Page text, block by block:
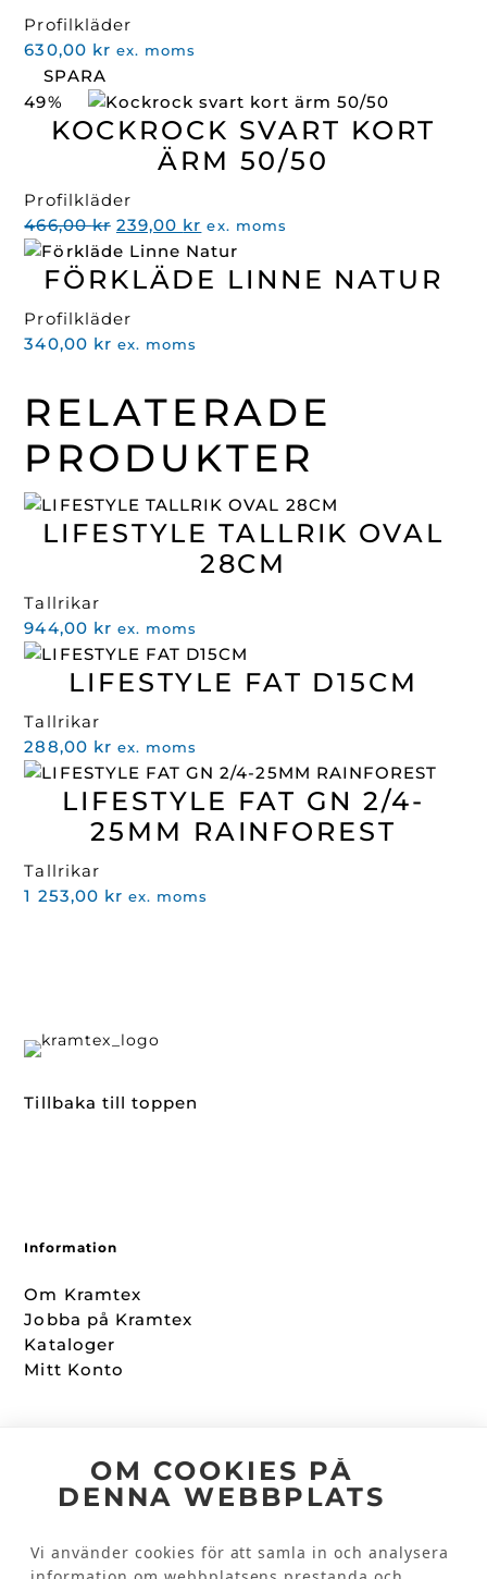
OM COOKIES PÅ
DENNA WEBBPLATS
Vi använder cookies för att samla in och analysera
Profilkläder
630,00 kr ex. moms
SPARA
49%
KOCKROCK SVART KORT
ÄRM 50/50
Profilkläder
466,00kr Det
ursprungliga
priset
466,00 kr.
239,00 kr Det
nuvarande
priset
ex. moms
FÖRKLÄDE LINNE NATUR
Profilkläder
340,00 kr ex. moms
RELATERADE
PRODUKTER
LIFESTYLE TALLRIK OVAL
28CM
Tallrikar
944,00 kr ex. moms
LIFESTYLE FAT D15CM
Tallrikar
288,00 kr ex. moms
LIFESTYLE FAT GN 2/4-
25MM RAINFOREST
Tallrikar
1 253,00 kr ex. moms
Tillbaka till toppen
Information
Om Kramtex
Jobba på Kramtex
Kataloger
Mitt Konto
Facebook